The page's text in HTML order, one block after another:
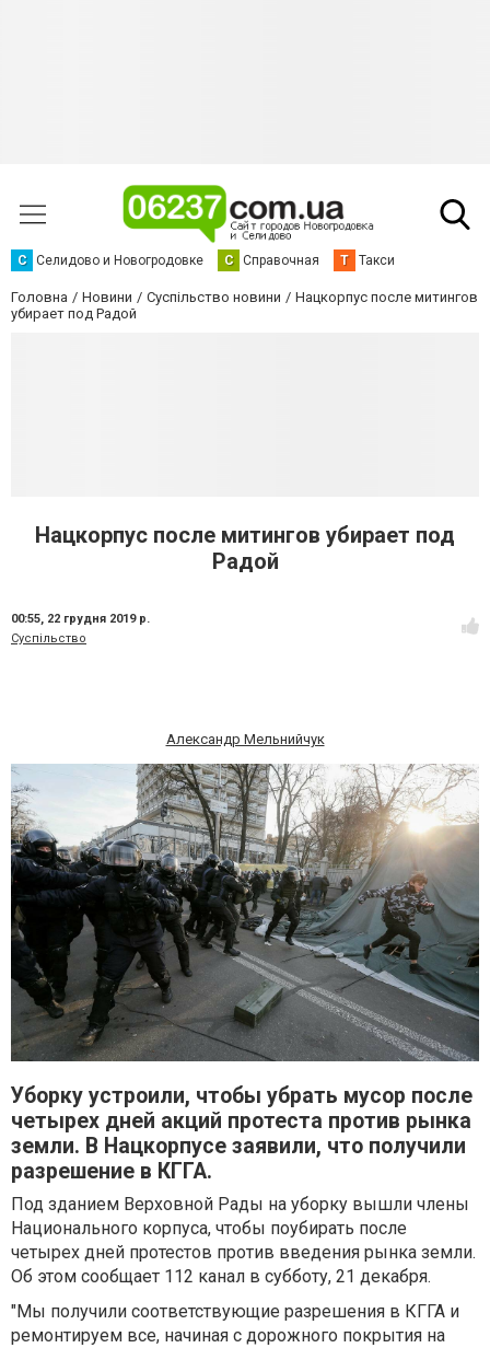
С Селидово и Новогродовке С Справочная Т Такси
Головна Новини Суспільство новини
Нацкорпус после митингов
убирает под Радой
Нацкорпус после митингов убирает под
Радой
00:55, 22 грудня 2019 р.
Суспільство
Александр Мельнийчук
Уборку устроили, чтобы убрать мусор после
четырех дней акций протеста против рынка
земли. В Нацкорпусе заявили, что получили
разрешение в КГГА.
Под зданием Верховной Рады на уборку вышли члены
Национального корпуса, чтобы поубирать после
четырех дней протестов против введения рынка земли.
Об этом сообщает 112 канал в субботу, 21 декабря.
"Мы получили соответствующие разрешения в КГГА и
ремонтируем все, начиная с дорожного покрытия на